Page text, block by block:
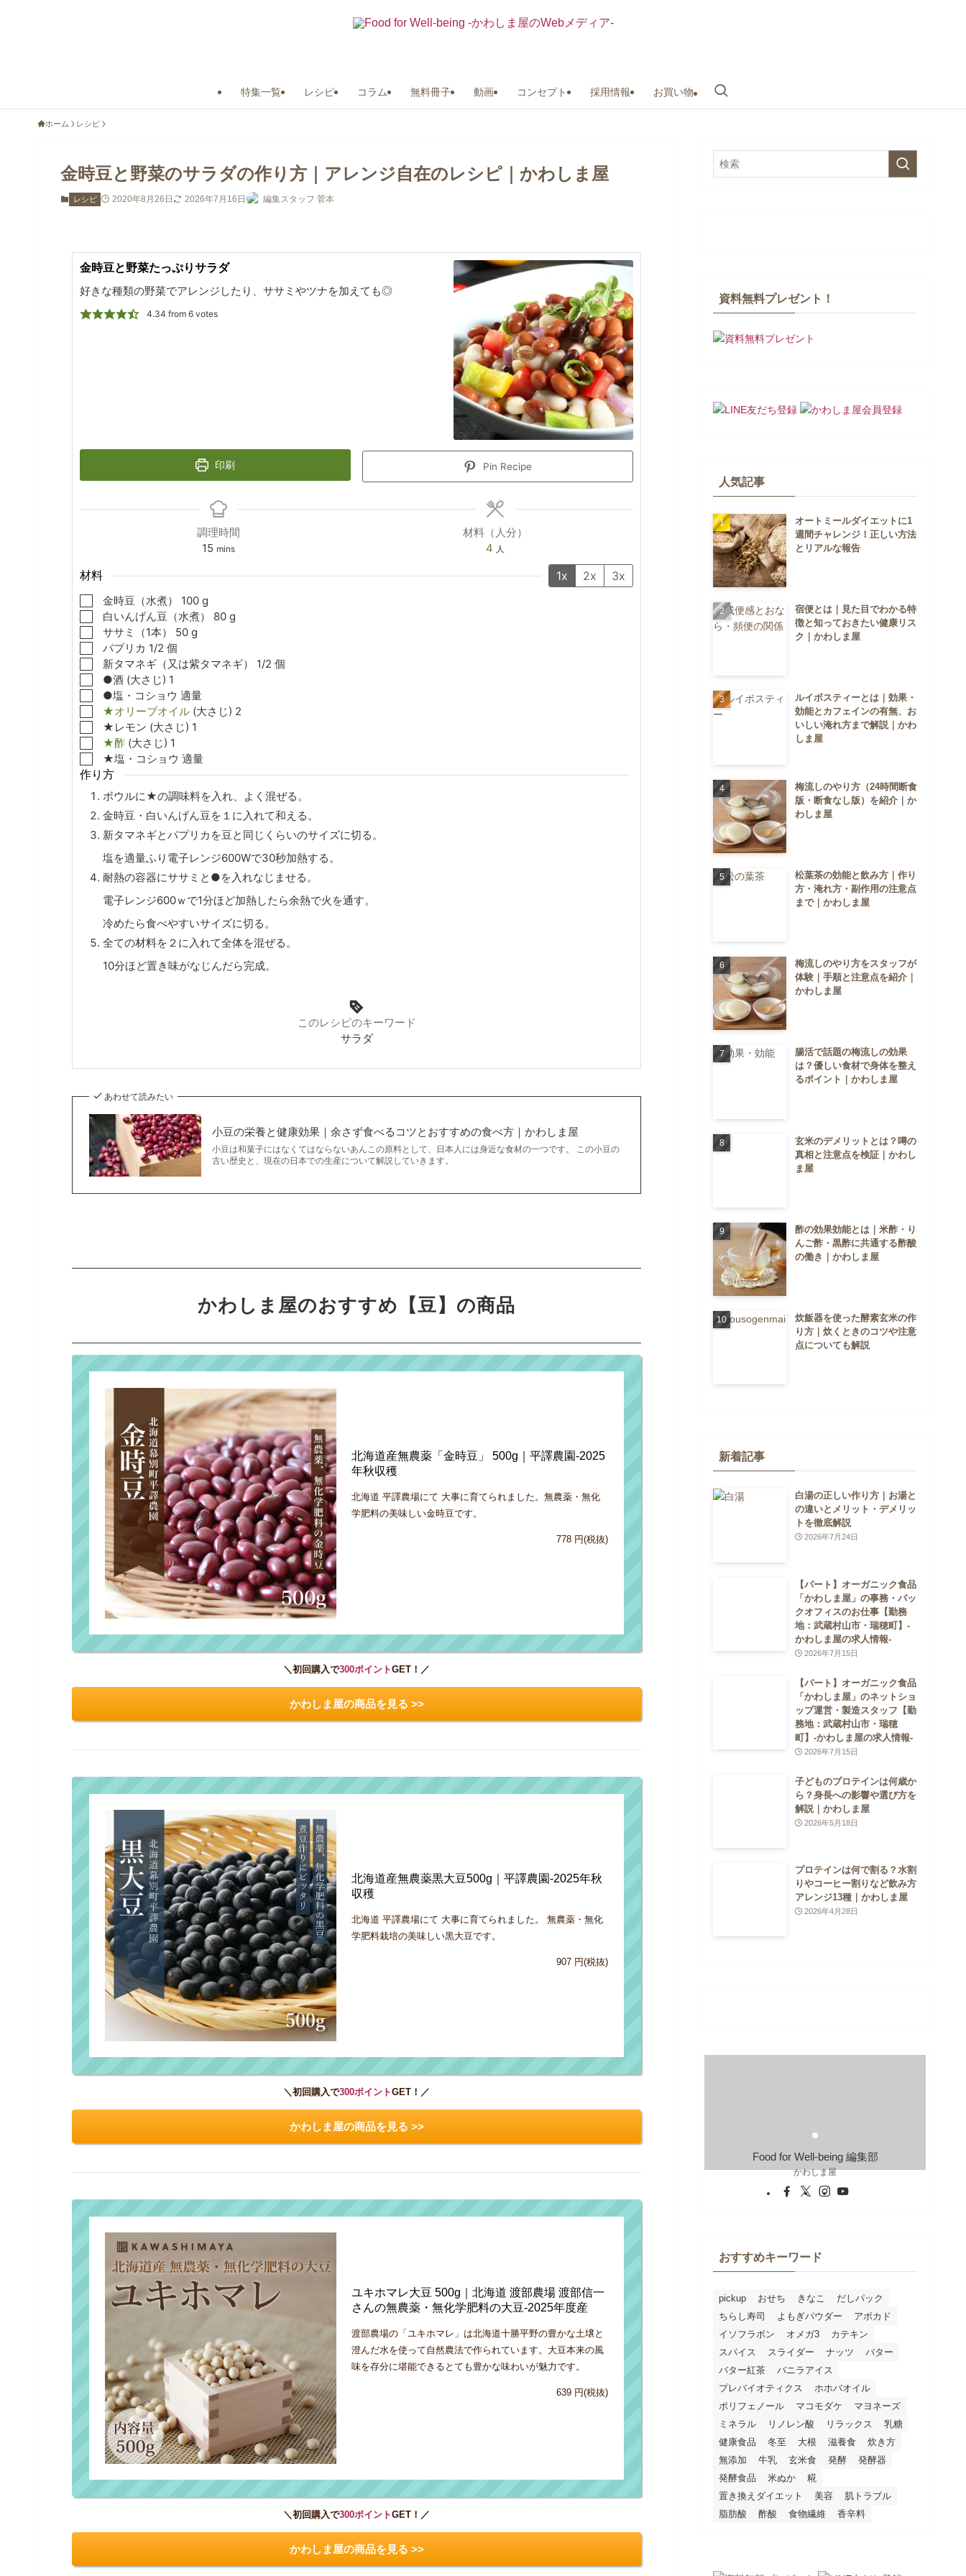
特集一覧 レシピ コラム 無料冊子 動画 コンセプト 採用情報 お買い物
ホーム レシピ
金時豆と野菜のサラダの作り方｜アレンジ自在のレシピ｜かわしま屋
レシピ 2020年8月26日 2026年7月16日 編集スタッフ 菅本
金時豆と野菜たっぷりサラダ
好きな種類の野菜でアレンジしたり、ササミやツナを加えても◎
4.34 from 6votes
印刷 Pin Recipe
調理時間
15minutes
mins
材料（人分）
4 人
材料 1x 2x 3x
▢
金時豆（水煮） 100 g
▢
白いんげん豆（水煮） 80 g
▢
ササミ（1本） 50 g
▢
パプリカ 1/2 個
▢
新タマネギ（又は紫タマネギ） 1/2 個
▢
●酒 (大さじ) 1
▢
●塩・コショウ 適量
▢
★オリーブオイル (大さじ) 2
▢
★レモン (大さじ) 1
▢
★酢 (大さじ) 1
▢
★塩・コショウ 適量
作り方
ボウルに★の調味料を入れ、よく混ぜる。
金時豆・白いんげん豆を１に入れて和える。
新タマネギとパプリカを豆と同じくらいのサイズに切る。
塩を適量ふり電子レンジ600Wで30秒加熱する。
耐熱の容器にササミと●を入れなじませる。
電子レンジ600ｗで1分ほど加熱したら余熱で火を通す。
冷めたら食べやすいサイズに切る。
全ての材料を２に入れて全体を混ぜる。
10分ほど置き味がなじんだら完成。
このレシピのキーワード
サラダ
あわせて読みたい
小豆の栄養と健康効果｜余さず食べるコツとおすすめの食べ方｜かわしま屋
小豆は和菓子にはなくてはならないあんこの原料として、日本人には身近な食材の一つです。 この小豆の
古い歴史と、現在の日本での生産について解説していきます。
かわしま屋のおすすめ【豆】の商品
北海道産無農薬「金時豆」 500g｜平譯農園-2025
年秋収穫
北海道 平譯農場にて 大事に育てられました。無農薬・無化
学肥料の美味しい金時豆です。
778 円(税抜)
＼初回購入で300ポイントGET！／
かわしま屋の商品を見る >>
北海道産無農薬黒大豆500g｜平譯農園-2025年秋
収穫
北海道 平譯農場にて 大事に育てられました。 無農薬・無化
学肥料栽培の美味しい黒大豆です。
907 円(税抜)
＼初回購入で300ポイントGET！／
かわしま屋の商品を見る >>
ユキホマレ大豆 500g｜北海道 渡部農場 渡部信一
さんの無農薬・無化学肥料の大豆-2025年度産
渡部農場の「ユキホマレ」は北海道十勝平野の豊かな土壌と
澄んだ水を使って自然農法で作られています。大豆本来の風
味を存分に堪能できるとても豊かな味わいが魅力です。
639 円(税抜)
＼初回購入で300ポイントGET！／
かわしま屋の商品を見る >>
資料無料プレゼント！
人気記事
オートミールダイエットに1
週間チャレンジ！正しい方法
とリアルな報告
宿便とは｜見た目でわかる特
徴と知っておきたい健康リス
ク｜かわしま屋
ルイボスティーとは｜効果・
効能とカフェインの有無、お
いしい淹れ方まで解説｜かわ
しま屋
梅流しのやり方（24時間断食
版・断食なし版）を紹介｜か
わしま屋
松葉茶の効能と飲み方｜作り
方・淹れ方・副作用の注意点
まで｜かわしま屋
梅流しのやり方をスタッフが
体験｜手順と注意点を紹介｜
かわしま屋
腸活で話題の梅流しの効果
は？優しい食材で身体を整え
るポイント｜かわしま屋
玄米のデメリットとは？噂の
真相と注意点を検証｜かわし
ま屋
酢の効果効能とは｜米酢・り
んご酢・黒酢に共通する酢酸
の働き｜かわしま屋
炊飯器を使った酵素玄米の作
り方｜炊くときのコツや注意
点についても解説
新着記事
白湯の正しい作り方｜お湯と
の違いとメリット・デメリッ
トを徹底解説
2026年7月24日
【パート】オーガニック食品
「かわしま屋」の事務・バッ
クオフィスのお仕事【勤務
地：武蔵村山市・瑞穂町】-
かわしま屋の求人情報-
2026年7月15日
【パート】オーガニック食品
「かわしま屋」のネットショ
ップ運営・製造スタッフ【勤
務地：武蔵村山市・瑞穂
町】-かわしま屋の求人情報-
2026年7月15日
子どものプロテインは何歳か
ら？身長への影響や選び方を
解説｜かわしま屋
2026年5月18日
プロテインは何で割る？水割
りやコーヒー割りなど飲み方
アレンジ13種｜かわしま屋
2026年4月28日
Food for Well-being 編集部
かわしま屋
おすすめキーワード
pickup おせち きなこ
だしパック
ちらし寿司
よもぎパウダー
アボカド
イソフラボン
オメガ3
カテキン
スパイス
スライダー ナッツ
バター
バター紅茶
バニラアイス
プレバイオティクス
ホホバオイル
ポリフェノール
マコモダケ
マヨネーズ
ミネラル
リノレン酸 リラックス
乳糖
健康食品
冬至 大根 滋養食
炊き方
無添加
牛乳 玄米食 発酵
発酵器
発酵食品
米ぬか
糀
置き換えダイエット
美容
肌トラブル
脂肪酸
酢酸 食物繊維 香辛料